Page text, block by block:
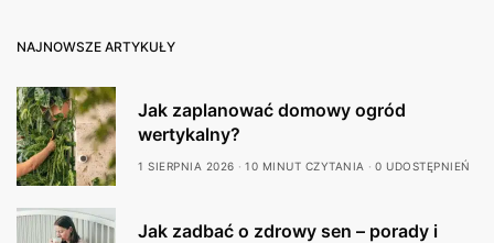
NAJNOWSZE ARTYKUŁY
Jak zaplanować domowy ogród
wertykalny?
1 SIERPNIA 2026 10 MINUT CZYTANIA 0 UDOSTĘPNIEŃ
Jak zadbać o zdrowy sen – porady i